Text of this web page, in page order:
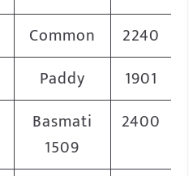
Common 2240
Paddy 1901
Basmati
1509
2400